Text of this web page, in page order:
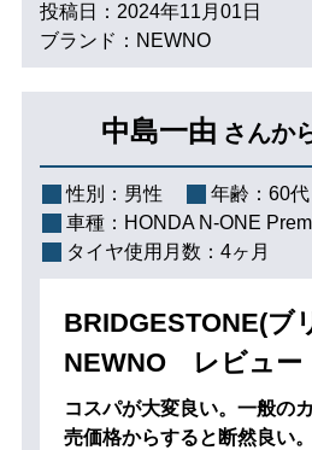
投稿日：2024年11月01日
ブランド：NEWNO
中島一由 さんか
性別： 男性 年齢： 60代
車種： HONDA N-ONE
タイヤ使用月数： 4ヶ月
BRIDGESTONE(ブ
NEWNO レビュー
コスパが大変良い。一般の
売価格からすると断然良い